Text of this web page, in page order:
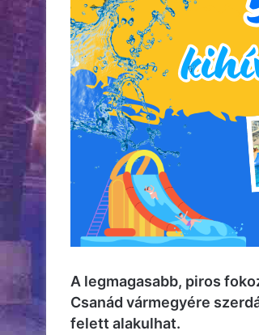
A legmagasabb, piros
Csanád vármegyére
felett alakulhat.